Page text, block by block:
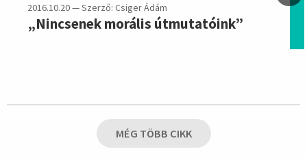
2016.10.20 — Szerző: Csiger Ádám
„Nincsenek morális útmutatóink”
MÉG TÖBB CIKK